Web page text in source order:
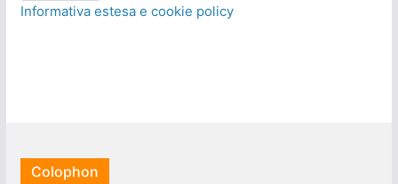
Informativa estesa e cookie policy
Colophon